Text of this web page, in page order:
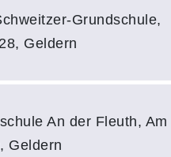
Grundschule,
Geldern
An der Fleuth, Am
Geldern